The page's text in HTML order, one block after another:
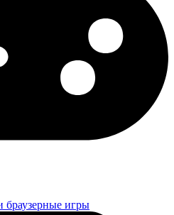
игры